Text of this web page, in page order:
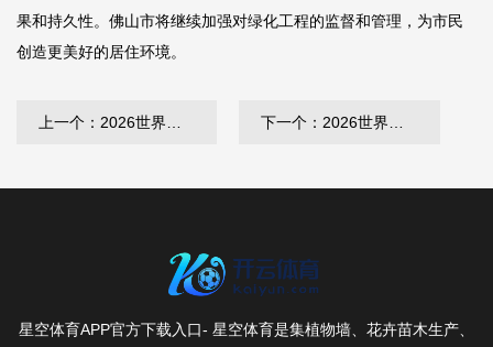
果和持久性。佛山市将继续加强对绿化工程的监督和管理，为市民
创造更美好的居住环境。
星空体育APP官方下载入口- 星空体育是集植物墙、花卉苗木生产、